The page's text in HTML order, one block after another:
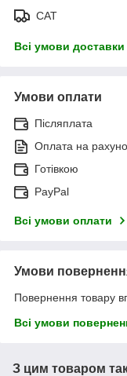
САТ
Всі умови доставки
Умови оплати
Післяплата
Оплата на
Готівкою
PayPal
Всі умови оплати
Умови
Повернення товару
Всі умови
З цим товаром